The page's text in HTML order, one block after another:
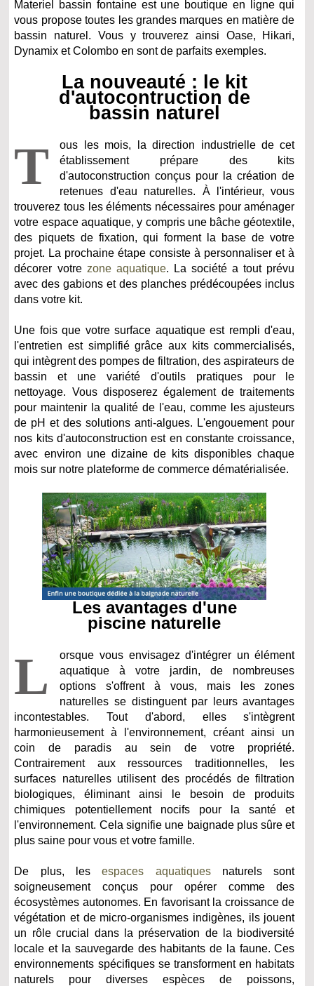
Materiel bassin fontaine est une boutique en ligne qui
vous propose toutes les grandes marques en matière de
bassin naturel. Vous y trouverez ainsi Oase, Hikari,
Dynamix et Colombo en sont de parfaits exemples.
La nouveauté : le kit
d'autocontruction de
bassin naturel
T
ous les mois, la direction industrielle de cet
établissement prépare des kits
d'autoconstruction conçus pour la création de
retenues d'eau naturelles. À l'intérieur, vous
trouverez tous les éléments nécessaires pour aménager
votre espace aquatique, y compris une bâche géotextile,
des piquets de fixation, qui forment la base de votre
projet. La prochaine étape consiste à personnaliser et à
décorer votre zone aquatique. La société a tout prévu
avec des gabions et des planches prédécoupées inclus
dans votre kit.
Une fois que votre surface aquatique est rempli d'eau,
l'entretien est simplifié grâce aux kits commercialisés,
qui intègrent des pompes de filtration, des aspirateurs de
bassin et une variété d'outils pratiques pour le
nettoyage. Vous disposerez également de traitements
pour maintenir la qualité de l'eau, comme les ajusteurs
de pH et des solutions anti-algues. L'engouement pour
nos kits d'autoconstruction est en constante croissance,
avec environ une dizaine de kits disponibles chaque
mois sur notre plateforme de commerce dématérialisée.
Les avantages d'une
piscine naturelle
L
orsque vous envisagez d'intégrer un élément
aquatique à votre jardin, de nombreuses
options s'offrent à vous, mais les zones
naturelles se distinguent par leurs avantages
incontestables. Tout d'abord, elles s'intègrent
harmonieusement à l'environnement, créant ainsi un
coin de paradis au sein de votre propriété.
Contrairement aux ressources traditionnelles, les
surfaces naturelles utilisent des procédés de filtration
biologiques, éliminant ainsi le besoin de produits
chimiques potentiellement nocifs pour la santé et
l'environnement. Cela signifie une baignade plus sûre et
plus saine pour vous et votre famille.
De plus, lesespaces aquatiquesnaturels sont
soigneusement conçus pour opérer comme des
écosystèmes autonomes. En favorisant la croissance de
végétation et de micro-organismes indigènes, ils jouent
un rôle crucial dans la préservation de la biodiversité
locale et la sauvegarde des habitants de la faune. Ces
environnements spécifiques se transforment en habitats
naturels pour diverses espèces de poissons,